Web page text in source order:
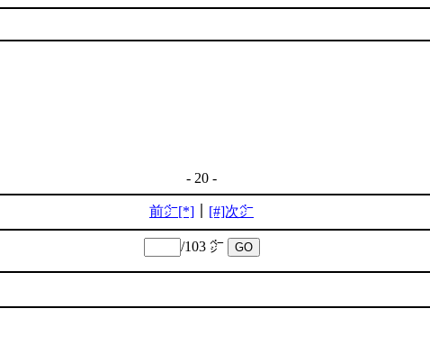
- 20 -
前㌻[*] [#]次㌻
/103 ㌻